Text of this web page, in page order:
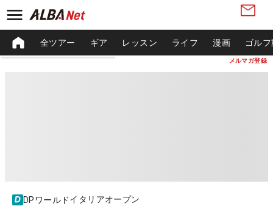
メルマガ登録
全ツアー ギア レッスン ライフ 漫画 ゴル
DPワールドイタリアオープン